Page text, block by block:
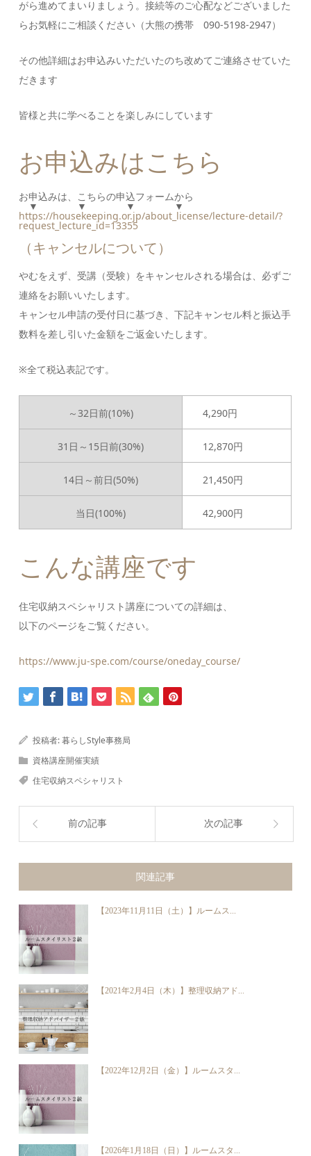
がら進めてまいりましょう。接続等のご心配などございました
らお気軽にご相談ください（大熊の携帯 090-5198-2947）
その他詳細はお申込みいただいたのち改めてご連絡させていた
だきます
皆様と共に学べることを楽しみにしています
お申込みはこちら
お申込みは、こちらの申込フォームから
▼ ▼ ▼ ▼
https://housekeeping.or.jp/about_license/lecture-detail/?
request_lecture_id=13355
（キャンセルについて）
やむをえず、受講（受験）をキャンセルされる場合は、必ずご
連絡をお願いいたします。
キャンセル申請の受付日に基づき、下記キャンセル料と振込手
数料を差し引いた金額をご返金いたします。
※全て税込表記です。
～32日前(10%) 4,290円
31日～15日前(30%) 12,870円
14日～前日(50%) 21,450円
当日(100%) 42,900円
こんな講座です
住宅収納スペシャリスト講座についての詳細は、
以下のページをご覧ください。
https://www.ju-spe.com/course/oneday_course/
投稿者:暮らしStyle事務局
資格講座開催実績
住宅収納スペシャリスト
前の記事 次の記事
関連記事
【2023年11月11日（土）】ルームス...
【2021年2月4日（木）】整理収納アド...
【2022年12月2日（金）】ルームスタ...
【2026年1月18日（日）】ルームスタ...